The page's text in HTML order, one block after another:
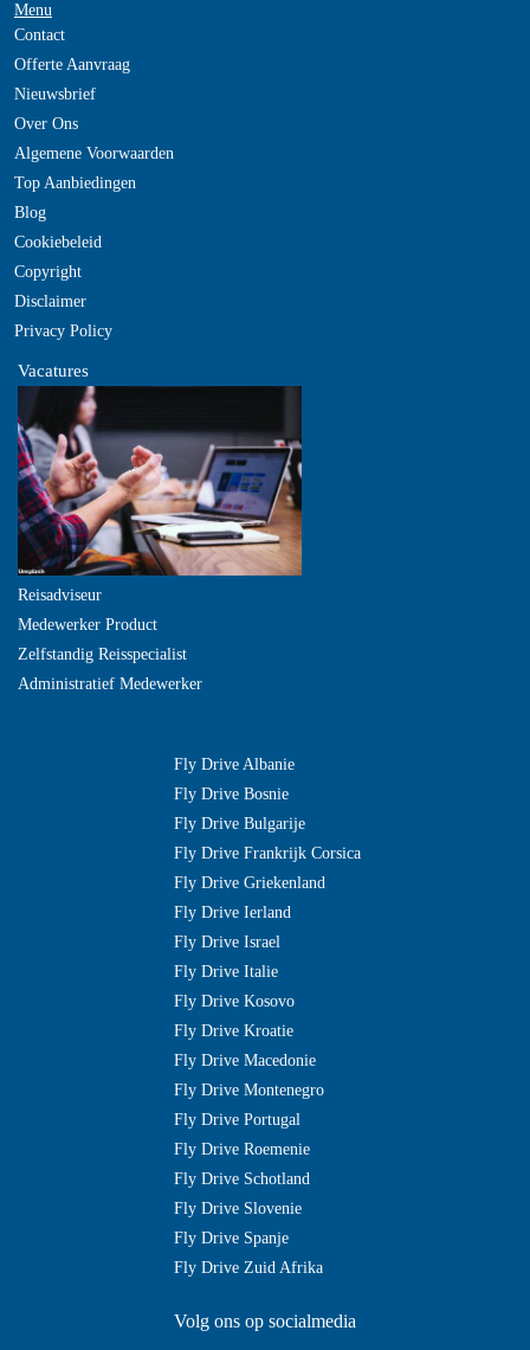
Menu
Contact
Offerte Aanvraag
Nieuwsbrief
Over Ons
Algemene Voorwaarden
Top Aanbiedingen
Blog
Cookiebeleid
Copyright
Disclaimer
Privacy Policy
Vacatures
Reisadviseur
Medewerker Product
Zelfstandig Reisspecialist
Administratief Medewerker
Fly Drive Albanie
Fly Drive Bosnie
Fly Drive Bulgarije
Fly Drive Frankrijk Corsica
Fly Drive Griekenland
Fly Drive Ierland
Fly Drive Israel
Fly Drive Italie
Fly Drive Kosovo
Fly Drive Kroatie
Fly Drive Macedonie
Fly Drive Montenegro
Fly Drive Portugal
Fly Drive Roemenie
Fly Drive Schotland
Fly Drive Slovenie
Fly Drive Spanje
Fly Drive Zuid Afrika
Volg ons op socialmedia